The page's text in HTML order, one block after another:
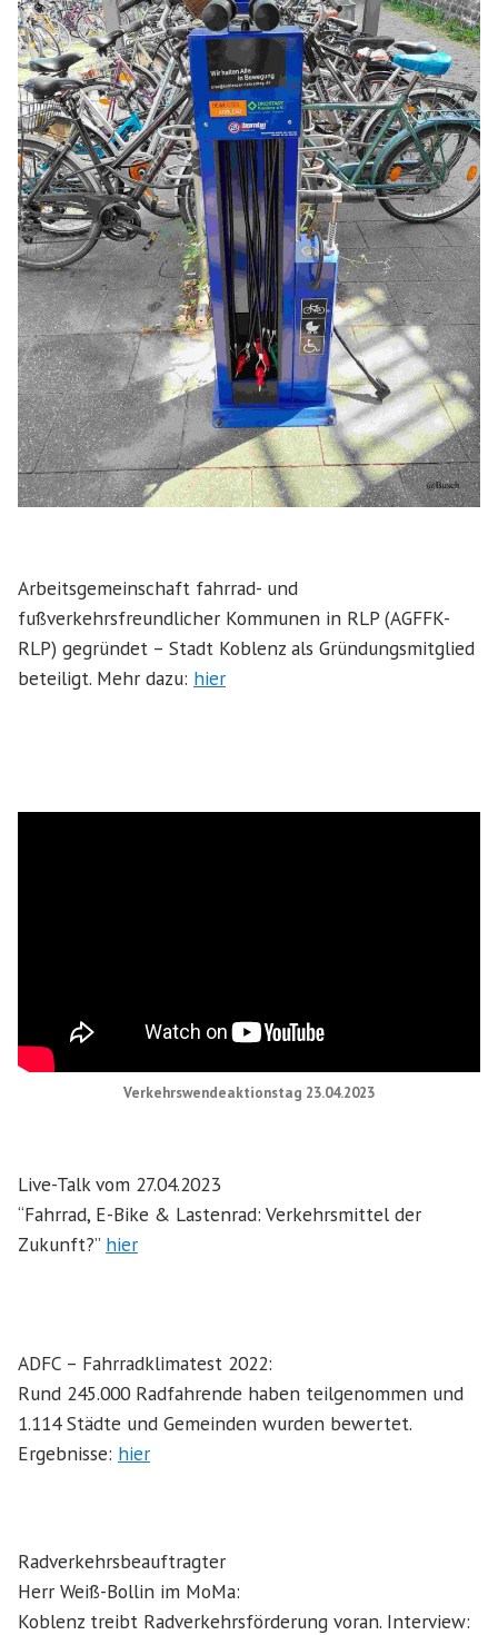
Arbeitsgemeinschaft fahrrad- und
fußverkehrsfreundlicher Kommunen in RLP (AGFFK-
RLP) gegründet – Stadt Koblenz als Gründungsmitglied
beteiligt. Mehr dazu: hier
Verkehrswendeaktionstag 23.04.2023
Live-Talk vom 27.04.2023
“Fahrrad, E-Bike & Lastenrad: Verkehrsmittel der
Zukunft?” hier
ADFC – Fahrradklimatest 2022:
Rund 245.000 Radfahrende haben teilgenommen und
1.114 Städte und Gemeinden wurden bewertet.
Ergebnisse: hier
Radverkehrsbeauftragter
Herr Weiß-Bollin im MoMa:
Koblenz treibt Radverkehrsförderung voran. Interview: